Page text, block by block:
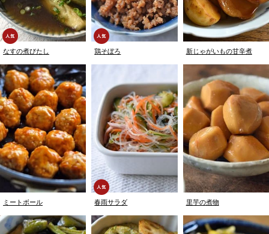
なすの煮びたし 鶏そぼろ 新じゃがいもの甘辛煮
ミートボール 春雨サラダ 里芋の煮物